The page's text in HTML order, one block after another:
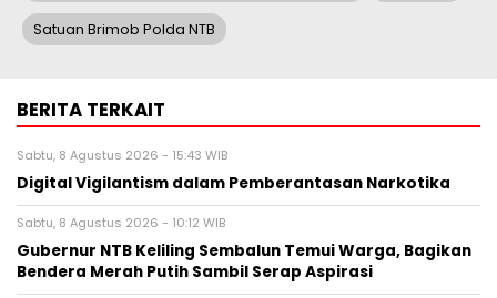
Satuan Brimob Polda NTB
BERITA TERKAIT
Sabtu, 8 Agustus 2026 - 15:43 WIB
Digital Vigilantism dalam Pemberantasan Narkotika
Sabtu, 8 Agustus 2026 - 10:12 WIB
Gubernur NTB Keliling Sembalun Temui Warga, Bagikan
Bendera Merah Putih Sambil Serap Aspirasi